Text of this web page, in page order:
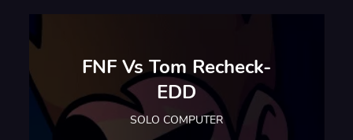
FNF Vs Tom Recheck-
EDD
SOLO COMPUTER